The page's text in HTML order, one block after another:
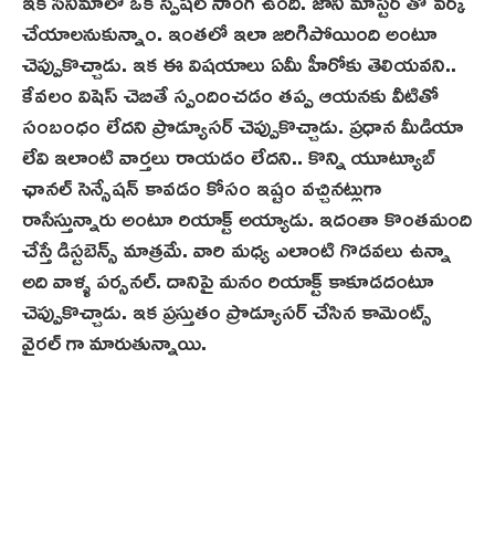
చేయాలనుకున్నాం. ఇంతలో ఇలా జరిగిపోయింది అంటూ
చెప్పుకొచ్చాడు. ఇక ఈ విషయాలు ఏమీ హీరోకు తెలియవని..
కేవలం విషెస్ చెబితే స్పందించడం తప్ప ఆయనకు వీటితో
సంబంధం లేదని ప్రొడ్యూసర్ చెప్పుకొచ్చాడు. ప్రధాన మీడియా
లేవి ఇలాంటి వార్తలు రాయడం లేదని.. కొన్ని యూట్యూబ్
ఛానల్ సెన్సేషన్ కావడం కోసం ఇష్టం వచ్చినట్లుగా
రాసేస్తున్నారు అంటూ రియాక్ట్ అయ్యాడు. ఇదంతా కొంతమంది
చేస్తే డిస్టబెన్స్ మాత్రమే. వారి మధ్య ఎలాంటి గొడవలు ఉన్నా
అది వాళ్ళ పర్సనల్. దానిపై మనం రియాక్ట్ కాకూడదంటూ
చెప్పుకొచ్చాడు. ఇక ప్రస్తుతం ప్రొడ్యూసర్ చేసిన కామెంట్స్
వైరల్ గా మారుతున్నాయి.